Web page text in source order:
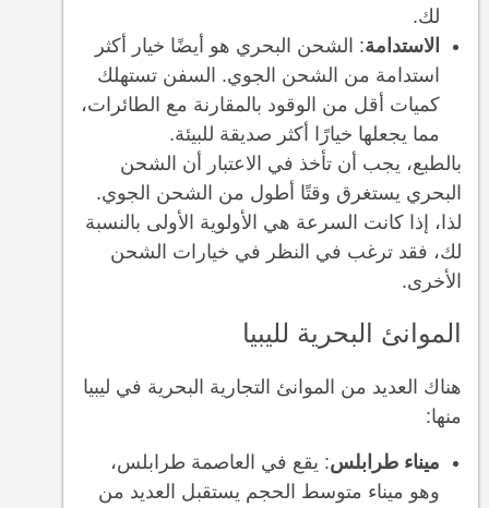
لك.
الاستدامة: الشحن البحري هو أيضًا خيار أكثر
استدامة من الشحن الجوي. السفن تستهلك
كميات أقل من الوقود بالمقارنة مع الطائرات،
مما يجعلها خيارًا أكثر صديقة للبيئة.
بالطبع، يجب أن تأخذ في الاعتبار أن الشحن
البحري يستغرق وقتًا أطول من الشحن الجوي.
لذا، إذا كانت السرعة هي الأولوية الأولى بالنسبة
لك، فقد ترغب في النظر في خيارات الشحن
الأخرى.
الموانئ البحرية لليبيا
هناك العديد من الموانئ التجارية البحرية في ليبيا
منها:
ميناء طرابلس: يقع في العاصمة طرابلس،
وهو ميناء متوسط الحجم يستقبل العديد من